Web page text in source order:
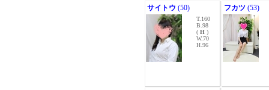
サイトウ (50)
T.160
B.98
( H )
W.70
H.96
フカツ (53)